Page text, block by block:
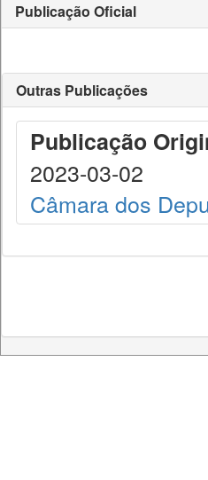
Publicação Oficial
Outras Publicações
Publicação
2023-03-02
Câmara dos